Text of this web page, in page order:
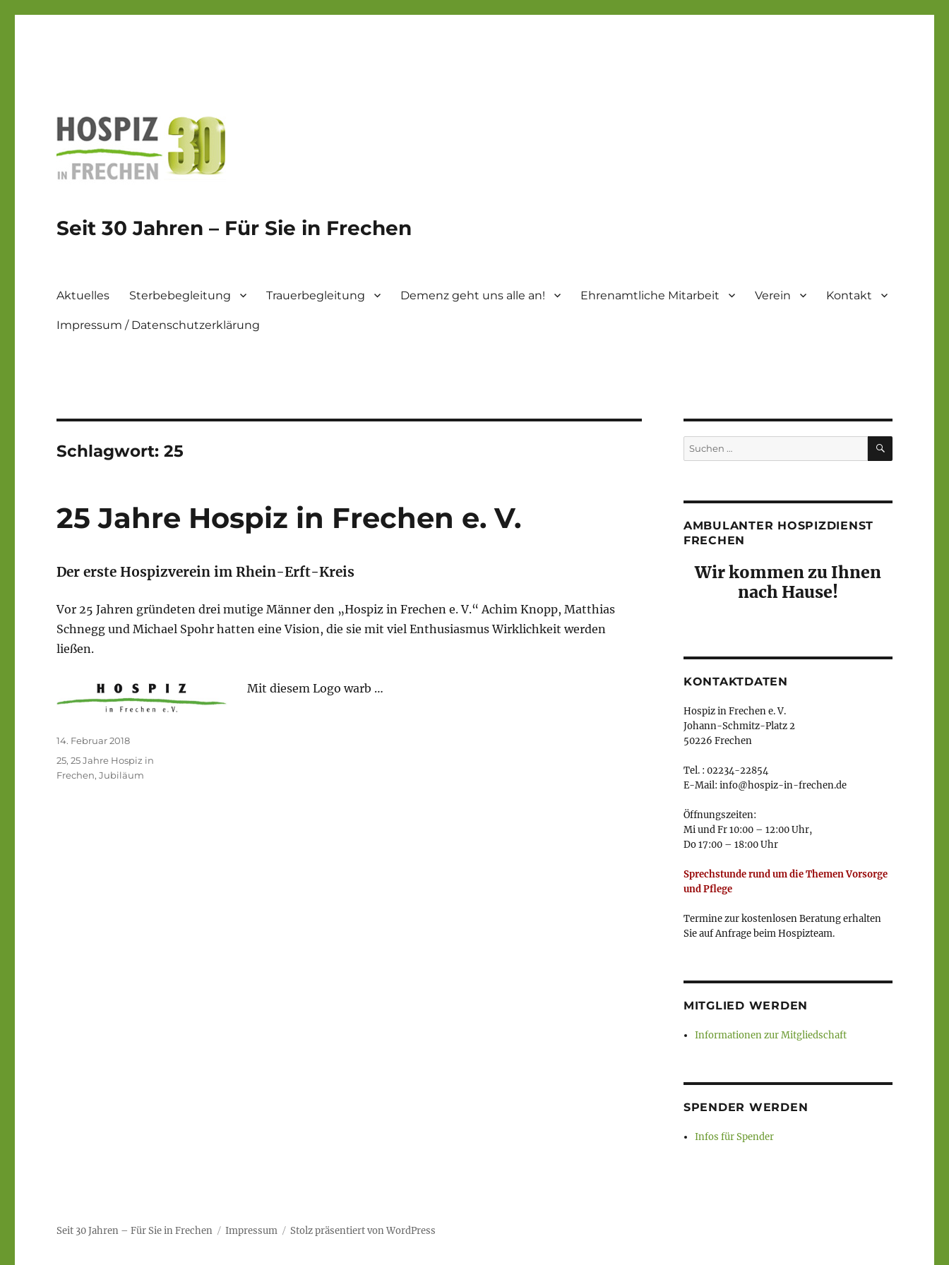
Seit 30 Jahren – Für Sie in Frechen
Aktuelles Sterbebegleitung Trauerbegleitung Demenz geht uns alle an! Ehrenamtliche Mitarbeit Verein Kontakt
Impressum / Datenschutzerklärung
Schlagwort:25
25 Jahre Hospiz in Frechen e. V.
Der erste Hospizverein im Rhein-Erft-Kreis
Vor 25 Jahren gründeten drei mutige Männer den „Hospiz in Frechen e. V.“ Achim Knopp, Matthias
Schnegg und Michael Spohr hatten eine Vision, die sie mit viel Enthusiasmus Wirklichkeit werden
ließen.
Mit diesem Logo warb …
Veröffentlicht
14. Februar 2018
Schlagwörter
25,25 Jahre Hospiz in
Frechen,Jubiläum
Suchen
nach:
SUCHEN
AMBULANTER HOSPIZDIENST
FRECHEN
Wir kommen zu Ihnen
nach Hause!
KONTAKTDATEN
Hospiz in Frechen e. V.
Johann-Schmitz-Platz 2
50226 Frechen
Tel. : 02234-22854
E-Mail: info@hospiz-in-frechen.de
Öffnungszeiten:
Mi und Fr 10:00 – 12:00 Uhr,
Do 17:00 – 18:00 Uhr
Sprechstunde rund um die Themen Vorsorge
und Pflege
Termine zur kostenlosen Beratung erhalten
Sie auf Anfrage beim Hospizteam.
MITGLIED WERDEN
Informationen zur Mitgliedschaft
SPENDER WERDEN
Infos für Spender
Seit 30 Jahren – Für Sie in Frechen Impressum Stolz präsentiert von WordPress